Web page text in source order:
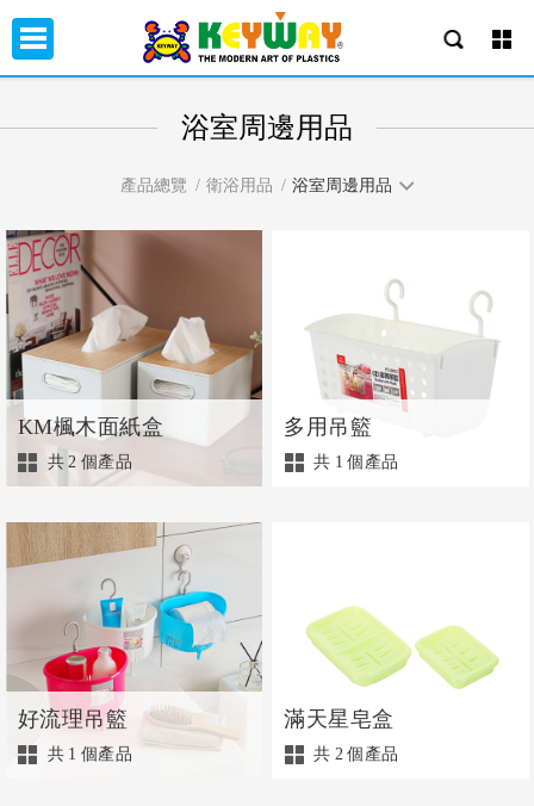
浴室周邊用品
產品總覽 衛浴用品 浴室周邊用品
KM楓木面紙盒
共 2 個產品
多用吊籃
共 1 個產品
好流理吊籃
共 1 個產品
滿天星皂盒
共 2 個產品